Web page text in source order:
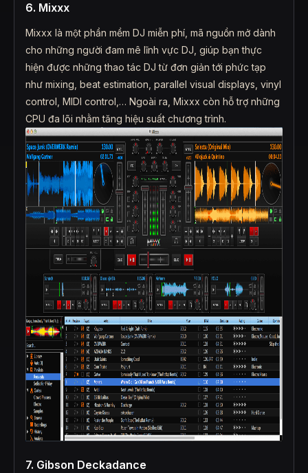
6. Mixxx
Mixxx là một phần mềm DJ miễn phí, mã nguồn mở dành
cho những người đam mê lĩnh vực DJ, giúp bạn thực
hiện được những thao tác DJ từ đơn giản tới phức tạp
như mixing, beat estimation, parallel visual displays, vinyl
control, MIDI control,… Ngoài ra, Mixxx còn hỗ trợ những
CPU đa lõi nhằm tăng hiệu suất chương trình.
7. Gibson Deckadance